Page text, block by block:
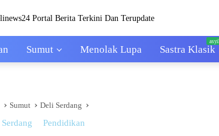
Sumut Menolak Lupa Sastra Klasik
Sumut Deli Serdang
Pendidikan